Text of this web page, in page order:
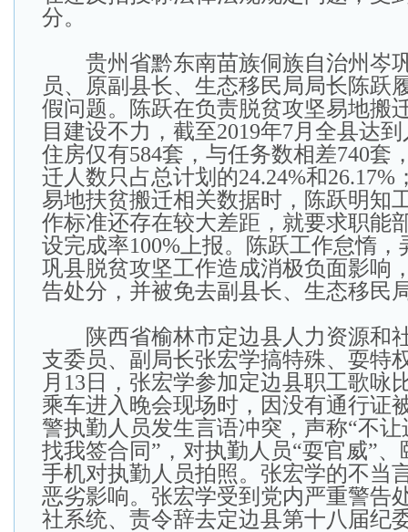
分。
贵州省黔东南苗族侗族自治州岑
员、原副县长、生态移民局局长陈跃
假问题。陈跃在负责脱贫攻坚易地搬
目建设不力，截至2019年7月全县达
住房仅有584套，与任务数相差740套
迁人数只占总计划的24.24%和26.17%
易地扶贫搬迁相关数据时，陈跃明知
作标准还存在较大差距，就要求职能
设完成率100%上报。陈跃工作怠惰，
巩县脱贫攻坚工作造成消极负面影响
告处分，并被免去副县长、生态移民
陕西省榆林市定边县人力资源和
支委员、副局长张宏学搞特殊、耍特
月13日，张宏学参加定边县职工歌咏
乘车进入晚会现场时，因没有通行证
警执勤人员发生言语冲突，声称“不
找我签合同”，对执勤人员“耍官威”
手机对执勤人员拍照。张宏学的不当
恶劣影响。张宏学受到党内严重警告
社系统、责令辞去定边县第十八届纪